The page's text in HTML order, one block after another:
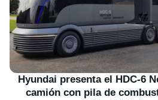
Hyundai presenta el HDC-6
camión con pila de